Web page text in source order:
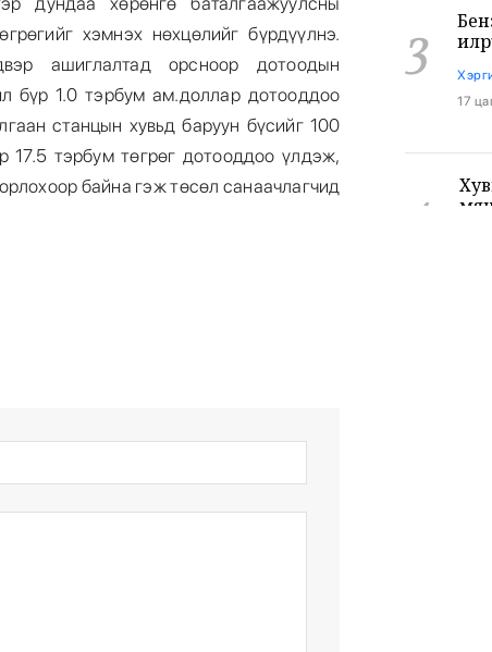
хэмнэх нөхцөлийг бүрдүүлнэ.
ашиглалтад орсноор дотоодын
бүр 1.0 тэрбум ам.доллар дотооддоо
станцын хувьд баруун бүсийг 100
17.5 тэрбум төгрөг дотооддоо үлдэж,
байна гэж төсөл санаачлагчид
3
17
4